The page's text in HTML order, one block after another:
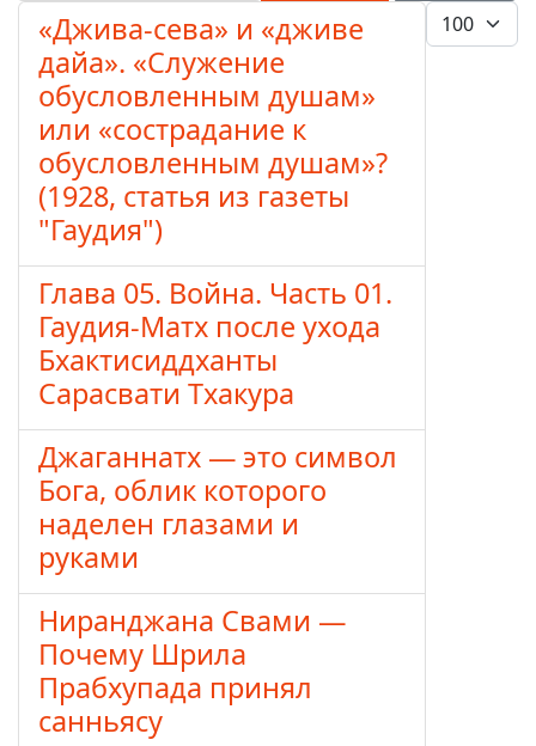
Кол-во
«Джива-сева» и «дживе
дайа». «Служение
обусловленным душам»
или «сострадание к
обусловленным душам»?
(1928, статья из газеты
"Гаудия")
Глава 05. Война. Часть 01.
Гаудия-Матх после ухода
Бхактисиддханты
Сарасвати Тхакура
Джаганнатх — это символ
Бога, облик которого
наделен глазами и
руками
Ниранджана Свами —
Почему Шрила
Прабхупада принял
санньясу